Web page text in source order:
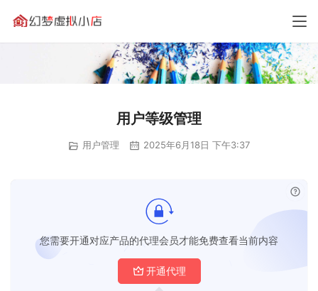
用户等级管理
用户管理 2025年6月18日 下午3:37
您需要开通对应产品的代理会员才能免费查看当前内容
开通代理